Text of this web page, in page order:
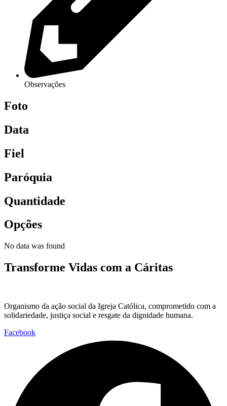
Observações
Foto
Data
Fiel
Paróquia
Quantidade
Opções
No data was found
Transforme Vidas com a Cáritas
Organismo da ação social da Igreja Católica, comprometido com a
solidariedade, justiça social e resgate da dignidade humana.
Facebook